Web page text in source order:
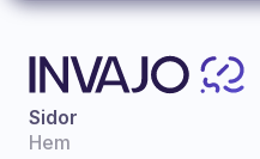
Sidor
Hem